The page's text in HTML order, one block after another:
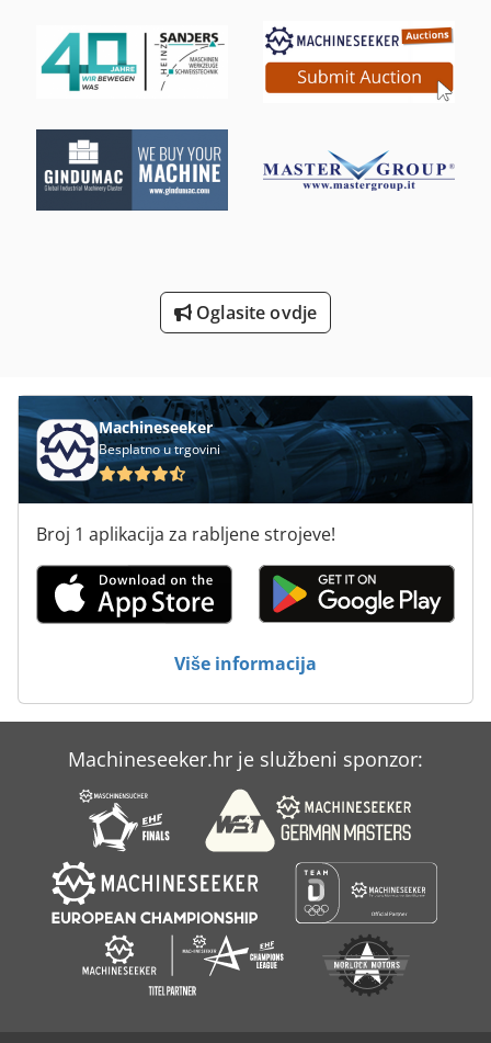
Strojevi I Alati Za Obradu Kamena
Strojevi Za Oblikovanje
Strojevi Za Savijanje Cijevi
Tur 560
Utovarivači Na KotačimaOglasite ovdje
Machineseeker
Besplatno u trgovini
Broj 1 aplikacija za rabljene strojeve!
Više informacija
Machineseeker.hr je službeni sponzor: